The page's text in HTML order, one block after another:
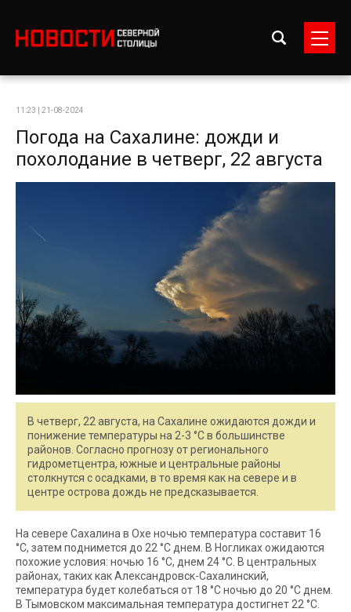
11:23 | 21-08-2024
Погода на Сахалине: дожди и
похолодание в четверг, 22 августа
В четверг, 22 августа, на Сахалине ожидаются дожди и
понижение температуры на 2-3 °C в большинстве
районов. Согласно прогнозу от регионального
гидрометцентра, южные и центральные районы
столкнутся с осадками, в то время как на севере и в
центре острова дождь не предсказывается.
На севере Сахалина в Охе ночью температура составит 16
°C, затем поднимется до 22 °C днем. В Ногликах ожидаются
похожие условия: ночью 16 °C, днем 24 °C. В центральных
районах, таких как Александровск-Сахалинский,
температура будет колебаться от 18 °C ночью до 20 °C днем.
В Тымовском максимальная температура достигнет 22 °C.